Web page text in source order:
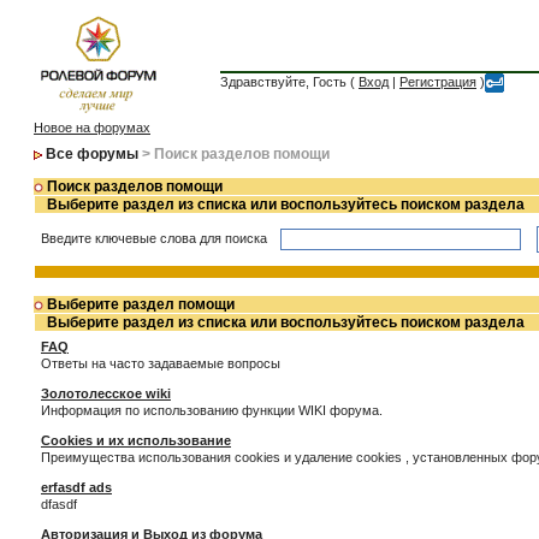
Здравствуйте, Гость ( Вход | Регистрация )
Новое на форумах
Все форумы > Поиск разделов помощи
Поиск разделов помощи
Выберите раздел из списка или воспользуйтесь поиском раздела
Введите ключевые слова для поиска
Выберите раздел помощи
Выберите раздел из списка или воспользуйтесь поиском раздела
FAQ
Ответы на часто задаваемые вопросы
Золотолесское wiki
Информация по использованию функции WIKI форума.
Cookies и их использование
Преимущества использования cookies и удаление cookies , установленных
erfasdf ads
dfasdf
Авторизация и Выход из форума